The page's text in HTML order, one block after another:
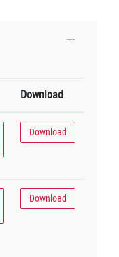
Download
/ Wegzug (Firmen /
Abmeldung / Wegzug
Download
/ Mutationen (Firmen /
Änderungen /
Download